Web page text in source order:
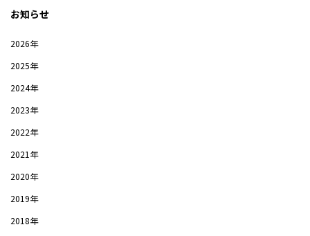
お知らせ
2026年
2025年
2024年
2023年
2022年
2021年
2020年
2019年
2018年